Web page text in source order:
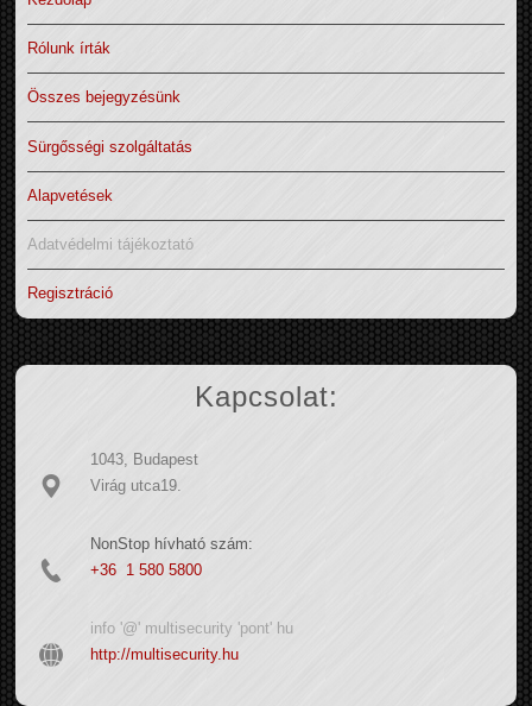
Rólunk írták
Összes bejegyzésünk
Sürgősségi szolgáltatás
Alapvetések
Adatvédelmi tájékoztató
Regisztráció
Kapcsolat:
1043, Budapest
Virág utca19.
NonStop hívható szám:
+36 1 580 5800
info '@' multisecurity 'pont' hu
http://multisecurity.hu